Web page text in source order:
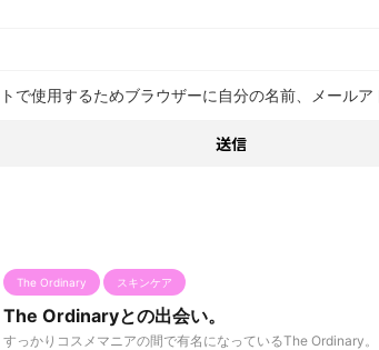
で使用するためブラウザーに自分の名前、メールア
The Ordinary スキンケア
The Ordinaryとの出会い。
すっかりコスメマニアの間で有名になっているThe Ordinary